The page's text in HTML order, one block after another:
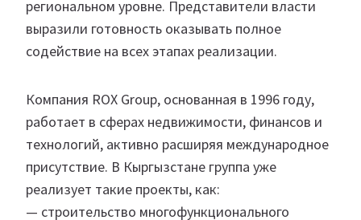
региональном уровне. Представители власти
выразили готовность оказывать полное
содействие на всех этапах реализации.
Компания ROX Group, основанная в 1996 году,
работает в сферах недвижимости, финансов и
технологий, активно расширяя международное
присутствие. В Кыргызстане группа уже
реализует такие проекты, как:
— строительство многофункционального